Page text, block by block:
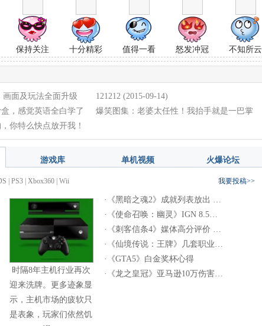
保持关注 十分精彩 值得一看 怒发冲冠 不知所云
面及玩法全面升级
121212 (2015-09-14)
，感觉英语全白学了
爆笑图集：老婆太任性！我抬手就是一巴掌
你特么快点放开我！
游戏库 单机视频 火爆论坛
我要投稿>>
PS3 Xbox360 Wii
时隔8年主机行业再次
迎来洗牌。更多迹象显
示，主机市场的疲软只
是表象，玩家们依然饥
·
《黑暗之魂2》成就列表放出 …
·
《使命召唤：幽灵》IGN 8.5…
·
《刺客信条4》媒体高分评价 …
·
《仙境传说：王牌》几套职业…
·
《GTA5》白金奖杯心得
·
《龙之皇冠》亚马逊10万伤害…